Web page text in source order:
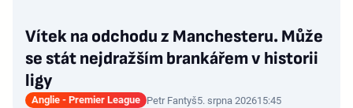
Vítek na odchodu z Manchesteru. Může
se stát nejdražším brankářem v historii
ligy
Anglie - Premier League Petr Fantyš5. srpna 202615:45